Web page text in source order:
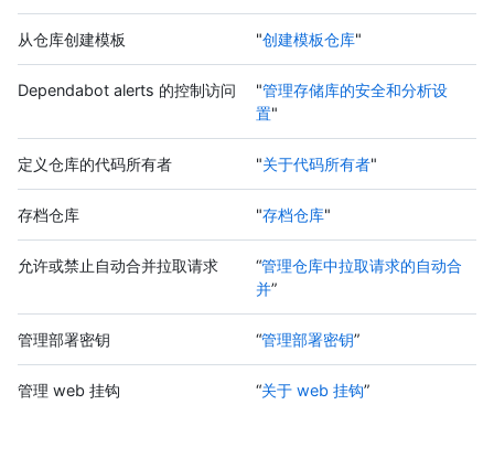
从仓库创建模板 "创建模板仓库"
Dependabot alerts 的控制访问 "管理存储库的安全和分析设
置"
定义仓库的代码所有者 "关于代码所有者"
存档仓库 "存档仓库"
允许或禁止自动合并拉取请求 “管理仓库中拉取请求的自动合
并”
管理部署密钥 “管理部署密钥”
管理 web 挂钩 “关于 web 挂钩”